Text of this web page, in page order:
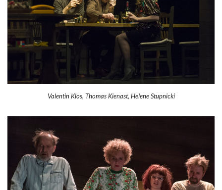
Valentin Klos, Thomas Kienast, Helene Stupnicki